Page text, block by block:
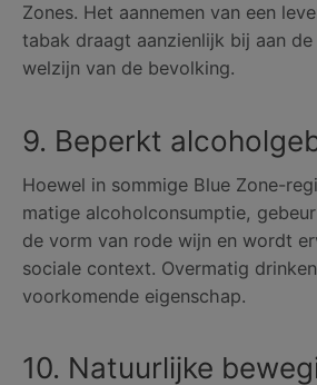
Zones. Het aannemen van een
tabak draagt ​​aanzienlijk bij aan
welzijn van de bevolking.
9. Beperkt
Hoewel in sommige Blue Zone-
matige alcoholconsumptie,
de vorm van rode wijn en wordt
sociale context. Overmatig
voorkomende eigenschap.
10. Natuurlijke